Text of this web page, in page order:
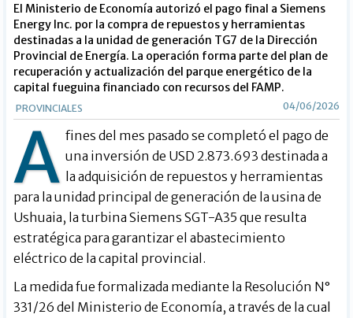
El Ministerio de Economía autorizó el pago final a Siemens
Energy Inc. por la compra de repuestos y herramientas
destinadas a la unidad de generación TG7 de la Dirección
Provincial de Energía. La operación forma parte del plan de
recuperación y actualización del parque energético de la
capital fueguina financiado con recursos del FAMP.
PROVINCIALES 04/06/2026
A fines del mes pasado se completó el pago de
una inversión de USD 2.873.693 destinada a
la adquisición de repuestos y herramientas
para la unidad principal de generación de la usina de
Ushuaia, la turbina Siemens SGT-A35 que resulta
estratégica para garantizar el abastecimiento
eléctrico de la capital provincial.
La medida fue formalizada mediante la Resolución N°
331/26 del Ministerio de Economía, a través de la cual